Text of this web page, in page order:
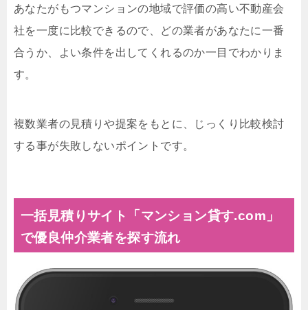
あなたがもつマンションの地域で評価の高い不動産会
社を一度に比較できるので、どの業者があなたに一番
合うか、よい条件を出してくれるのか一目でわかりま
す。
複数業者の見積りや提案をもとに、じっくり比較検討
する事が失敗しないポイントです。
一括見積りサイト「マンション貸す.com」
で優良仲介業者を探す流れ